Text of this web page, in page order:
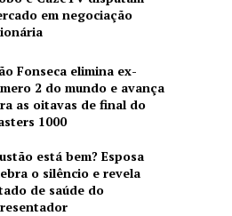
em negociação
Fonseca elimina ex-
2 do mundo e avança
as oitavas de final do
1000
está bem? Esposa
o silêncio e revela
de saúde do